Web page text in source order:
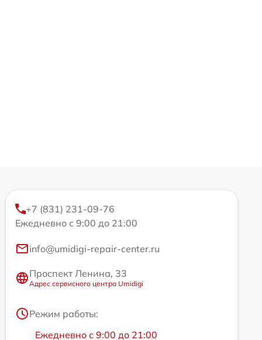
+7 (831) 231-09-76
Ежедневно с 9:00 до 21:00
info@umidigi-repair-center.ru
Проспект Ленина, 33
Адрес сервисного центра Umidigi
Режим работы:
Ежедневно с 9:00 до 21:00